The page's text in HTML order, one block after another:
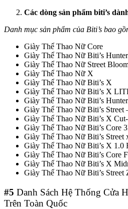
Các dòng sản phẩm biti’s
Danh mục sản phẩm của Biti’s bao
Giày Thể Thao Nữ Core
Giày Thể Thao Nữ Biti’s
Giày Thể Thao Nữ Street
Giày Thể Thao Nữ X
Giày Thể Thao Nữ Biti’s X
Giày Thể Thao Nữ Biti’s X
Giày Thể Thao Nữ Biti’s
Giày Thể Thao Nữ Biti’s Street
Giày Thể Thao Nữ Biti’s X
Giày Thể Thao Nữ Biti’s Core
Giày Thể Thao Nữ Biti’s Street
Giày Thể Thao Nữ Biti’s X 1.0
Giày Thể Thao Nữ Biti’s Core
Giày Thể Thao Nữ Biti’s X
Giày Thể Thao Nữ Biti’s Street
#5 Danh Sách Hệ Thống Cửa
Trên Toàn Quốc